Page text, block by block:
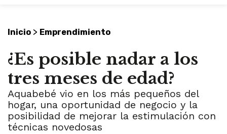
Inicio > Emprendimiento
¿Es posible nadar a los
tres meses de edad?
Aquabebé vio en los más pequeños del
hogar, una oportunidad de negocio y la
posibilidad de mejorar la estimulación con
técnicas novedosas